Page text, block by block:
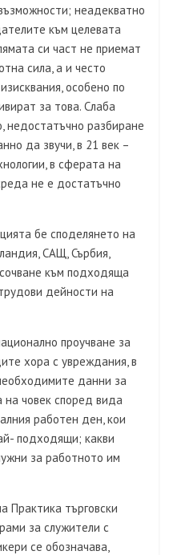
неадекватно
към целевата
си част не приемат
сила, а и често
особено по
за това. Слаба
недостатъчно разбиране
да звучи, в 21 век –
в сферата на
не е достатъчно
бе споделянето на
САЩ, Сърбия,
към подходяща
дейности на
проучване за
хора с увреждания, в
данни за
на човек според вида
работен ден, кои
подходящи; какви
за работното им
Практика търговски
за служители с
се обозначава,